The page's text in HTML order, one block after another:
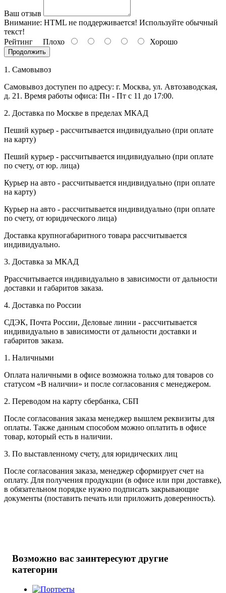
Ваш отзыв
Внимание: HTML не поддерживается! Используйте обычный
текст!
Рейтинг Плохо Хорошо
Продолжить
1. Самовывоз
Самовывоз доступен по адресу: г. Москва, ул. Автозаводская,
д. 21. Время работы офиса: Пн - Пт с 11 до 17:00.
2. Доставка по Москве в пределах МКАД
Пеший курьер - рассчитывается индивидуально (при оплате
на карту)
Пеший курьер - рассчитывается индивидуально (при оплате
по счету, от юр. лица)
Курьер на авто - рассчитывается индивидуально (при оплате
на карту)
Курьер на авто - рассчитывается индивидуально (при оплате
по счету, от юридического лица)
Доставка крупногабаритного товара рассчитывается
индивидуально.
3. Доставка за МКАД
Ррассчитывается индивидуально в зависимости от дальности
доставки и габаритов заказа.
4. Доставка по России
СДЭК, Почта России, Деловые линии - рассчитывается
индивидуально в зависимости от дальности доставки и
габаритов заказа.
1. Наличными
Оплата наличными в офисе возможна только для товаров со
статусом «В наличии» и после согласования с менеджером.
2. Переводом на карту сбербанка, СБП
После согласования заказа менеджер вышлем реквизиты для
оплаты. Также данным способом можно оплатить в офисе
товар, который есть в наличии.
3. По выставленному счету, для юридических лиц
После согласования заказа, менеджер сформирует счет на
оплату. Для получения продукции (в офисе или при доставке),
в обязательном порядке нужно подписать закрывающие
документы (поставить печать или приложить доверенность).
Возможно вас заинтересуют другие
категории